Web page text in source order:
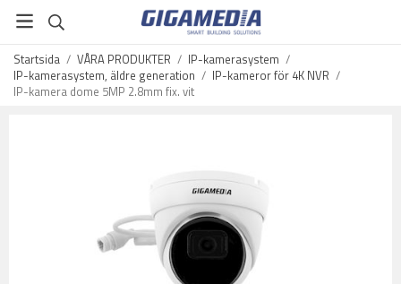
Startsida / VÅRA PRODUKTER / IP-kamerasystem /
IP-kamerasystem, äldre generation / IP-kameror för 4K NVR /
IP-kamera dome 5MP 2.8mm fix. vit